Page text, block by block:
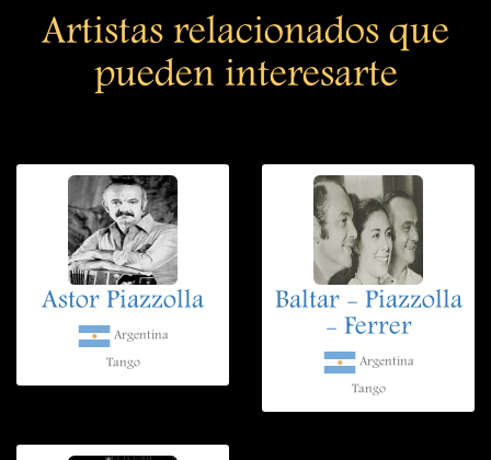
Artistas relacionados que
pueden interesarte
Astor Piazzolla
Argentina
Tango
Baltar - Piazzolla
- Ferrer
Argentina
Tango